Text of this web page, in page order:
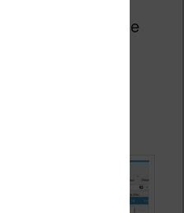
avec la souris sur le
puis
vers le
les